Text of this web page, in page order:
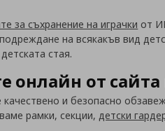
за съхранение на играчки от
на всякакъв вид
стая.
онлайн от
и безопасно
рамки, секции,детски